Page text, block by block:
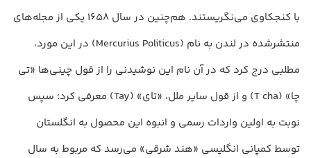
با کنجکاوی می‌نگریستند. هم‌چنین در سال 1658 یکی از مجله‌های
منتشرشده در لندن به نام (Mercurius Politicus) در این مورد،
مطلبی درج کرد که در آن نام این نوشیدنی را از قول چینی‌ها «تی
چا» (T cha) و از قول سایر ملل، «تای» (Tay) معرفی کرد؛ سپس
نوبت به اولین واردات رسمی و انبوه این محصول به انگلستان
توسط کمپانی انگلیسی «هند شرقی» می‌رسد که مربوط به سال